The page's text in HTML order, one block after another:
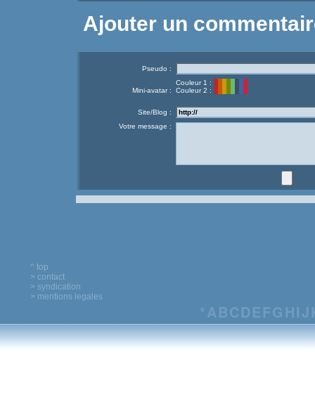
Ajouter un
Pseudo :
Mini-avatar :
Couleur 1 :
Couleur 2 :
Site/Blog :
Votre message :
^ top
> contact
> syndication
> mentions legales
*ABCDEFG HIJ